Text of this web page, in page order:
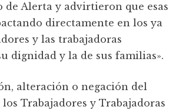
de Alerta y advirtieron que esas
directamente en los ya
y las trabajadoras
dignidad y la de sus familias».
alteración o negación del
Trabajadores y Trabajadoras